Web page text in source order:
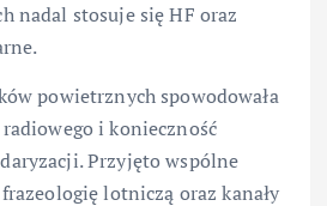
nadal stosuje się HF oraz
powietrznych spowodowała
i konieczność
Przyjęto wspólne
lotniczą oraz kanały